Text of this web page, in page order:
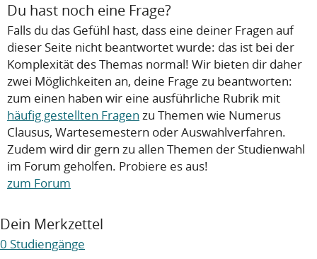
Du hast noch eine Frage?
Falls du das Gefühl hast, dass eine deiner Fragen auf
dieser Seite nicht beantwortet wurde: das ist bei der
Komplexität des Themas normal! Wir bieten dir daher
zwei Möglichkeiten an, deine Frage zu beantworten:
zum einen haben wir eine ausführliche Rubrik mit
häufig gestellten Fragen zu Themen wie Numerus
Clausus, Wartesemestern oder Auswahlverfahren.
Zudem wird dir gern zu allen Themen der Studienwahl
im Forum geholfen. Probiere es aus!
zum Forum
Dein Merkzettel
0 Studiengänge